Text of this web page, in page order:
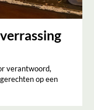
verantwoord,
op een